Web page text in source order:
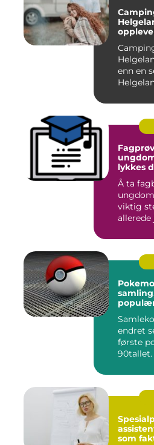
enn en
lykkes
Å ta
viktig
allerede
Pokemon
endret
første
90tallet.
som